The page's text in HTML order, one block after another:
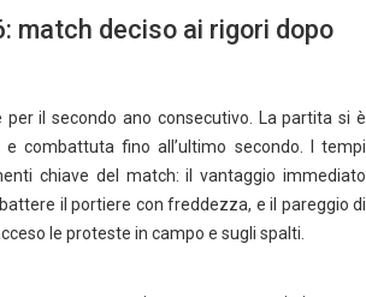
match deciso ai rigori dopo
per il secondo ano consecutivo. La partita si è
combattuta fino all’ultimo secondo. I tempi
chiave del match: il vantaggio immediato
il portiere con freddezza, e il pareggio di
le proteste in campo e sugli spalti.